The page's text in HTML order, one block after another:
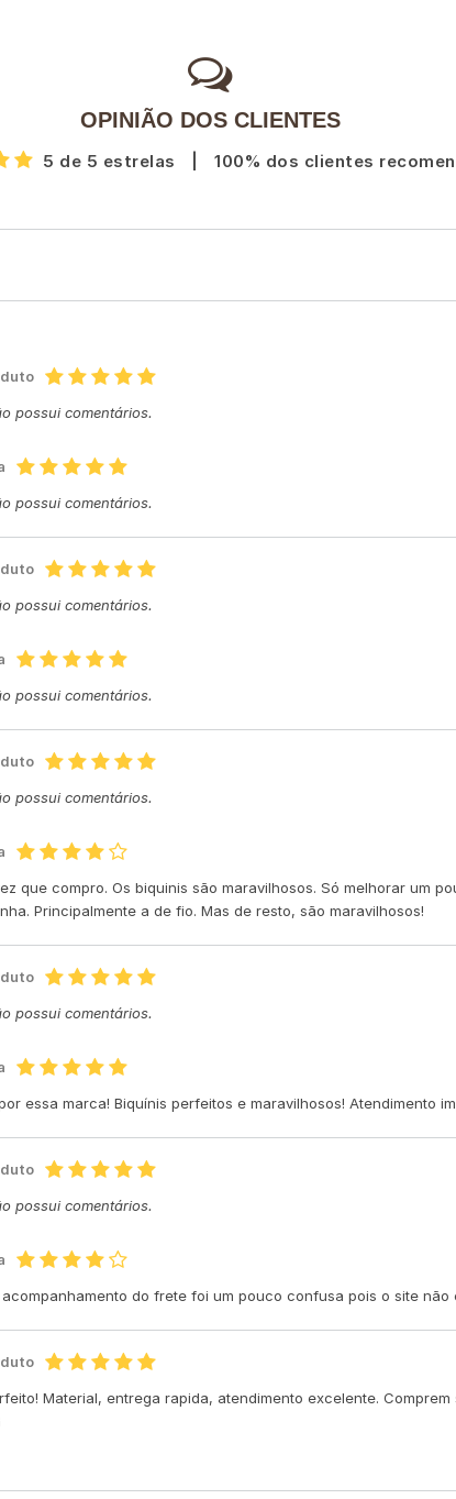
OPINIÃO DOS CLIENTES
5 de 5 estrelas 100% dos clientes
possui comentários.
possui comentários.
possui comentários.
possui comentários.
possui comentários.
que compro. Os biquinis são maravilhosos. Só melhorar um
Principalmente a de fio. Mas de resto, são maravilhosos!
possui comentários.
essa marca! Biquínis perfeitos e maravilhosos! Atendimento
possui comentários.
do frete foi um pouco confusa pois o site não
Material, entrega rapida, atendimento excelente.